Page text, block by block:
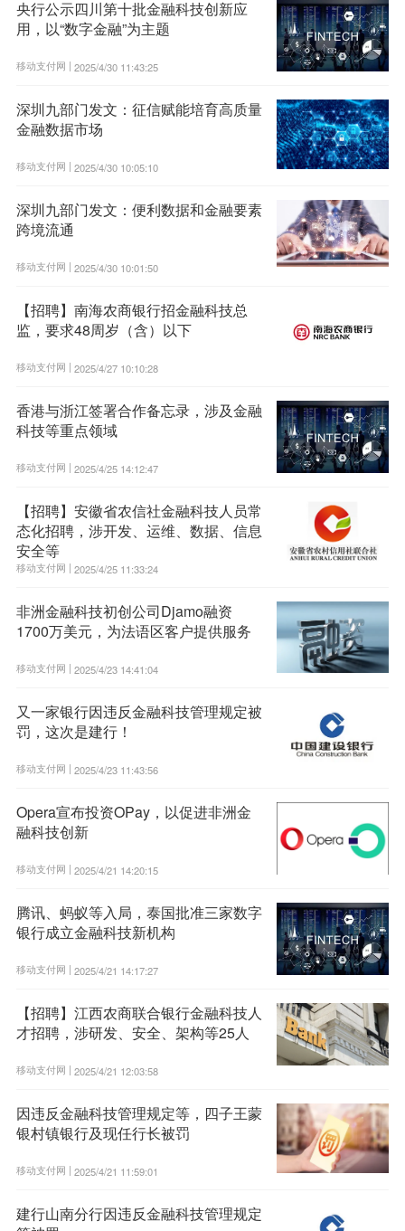
央行公示四川第十批金融科技创新应
用，以“数字金融”为主题
移动支付网 | 2025/4/30 11:43:25
深圳九部门发文：征信赋能培育高质量
金融数据市场
移动支付网 | 2025/4/30 10:05:10
深圳九部门发文：便利数据和金融要素
跨境流通
移动支付网 | 2025/4/30 10:01:50
【招聘】南海农商银行招金融科技总
监，要求48周岁（含）以下
移动支付网 | 2025/4/27 10:10:28
香港与浙江签署合作备忘录，涉及金融
科技等重点领域
移动支付网 | 2025/4/25 14:12:47
【招聘】安徽省农信社金融科技人员常
态化招聘，涉开发、运维、数据、信息
安全等
移动支付网 | 2025/4/25 11:33:24
非洲金融科技初创公司Djamo融资
1700万美元，为法语区客户提供服务
移动支付网 | 2025/4/23 14:41:04
又一家银行因违反金融科技管理规定被
罚，这次是建行！
移动支付网 | 2025/4/23 11:43:56
Opera宣布投资OPay，以促进非洲金
融科技创新
移动支付网 | 2025/4/21 14:20:15
腾讯、蚂蚁等入局，泰国批准三家数字
银行成立金融科技新机构
移动支付网 | 2025/4/21 14:17:27
【招聘】江西农商联合银行金融科技人
才招聘，涉研发、安全、架构等25人
移动支付网 | 2025/4/21 12:03:58
因违反金融科技管理规定等，四子王蒙
银村镇银行及现任行长被罚
移动支付网 | 2025/4/21 11:59:01
建行山南分行因违反金融科技管理规定